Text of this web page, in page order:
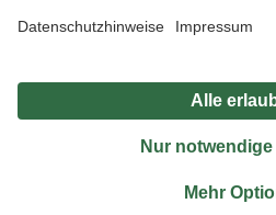
Produkte nur solange der Vorrat reicht.
*Paketversand ab 59 € versandkostenfrei, gilt nicht
Privatsphäre
Nutzungsbedingungen
Widerrufsrecht
© 2026 toom Baumarkt GmbH